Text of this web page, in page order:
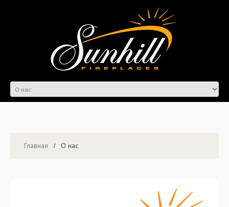
Главная О нас